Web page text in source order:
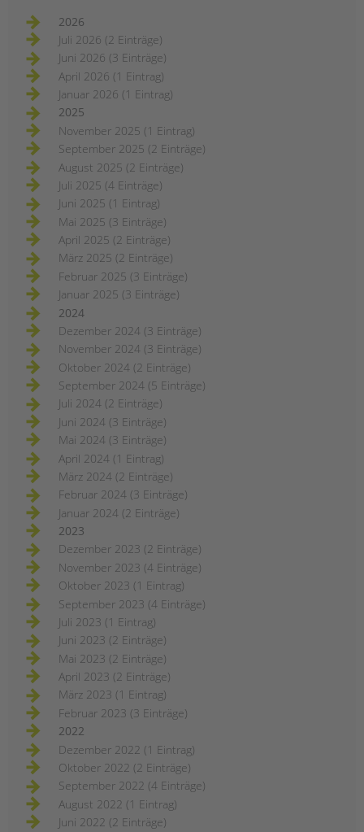
2026
Juli 2026 (2 Einträge)
Juni 2026 (3 Einträge)
April 2026 (1 Eintrag)
Januar 2026 (1 Eintrag)
2025
November 2025 (1 Eintrag)
September 2025 (2 Einträge)
August 2025 (2 Einträge)
Juli 2025 (4 Einträge)
Juni 2025 (1 Eintrag)
Mai 2025 (3 Einträge)
April 2025 (2 Einträge)
März 2025 (2 Einträge)
Februar 2025 (3 Einträge)
Januar 2025 (3 Einträge)
2024
Dezember 2024 (3 Einträge)
November 2024 (3 Einträge)
Oktober 2024 (2 Einträge)
September 2024 (5 Einträge)
Juli 2024 (2 Einträge)
Juni 2024 (3 Einträge)
Mai 2024 (3 Einträge)
April 2024 (1 Eintrag)
März 2024 (2 Einträge)
Februar 2024 (3 Einträge)
Januar 2024 (2 Einträge)
2023
Dezember 2023 (2 Einträge)
November 2023 (4 Einträge)
Oktober 2023 (1 Eintrag)
September 2023 (4 Einträge)
Juli 2023 (1 Eintrag)
Juni 2023 (2 Einträge)
Mai 2023 (2 Einträge)
April 2023 (2 Einträge)
März 2023 (1 Eintrag)
Februar 2023 (3 Einträge)
2022
Dezember 2022 (1 Eintrag)
Oktober 2022 (2 Einträge)
September 2022 (4 Einträge)
August 2022 (1 Eintrag)
Juni 2022 (2 Einträge)